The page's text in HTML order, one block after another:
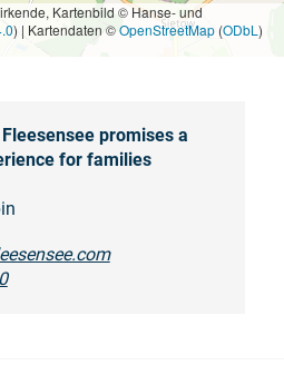
Kartenbild © Hanse- und
) | Kartendaten ©OpenStreetMap (ODbL )
Fleesensee promises a
for families